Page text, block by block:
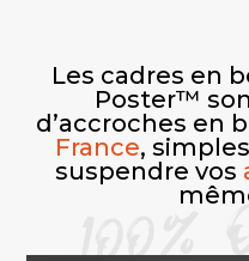
Les cadres en
Poster™
d’accroches en
France,
suspendre vos
100%